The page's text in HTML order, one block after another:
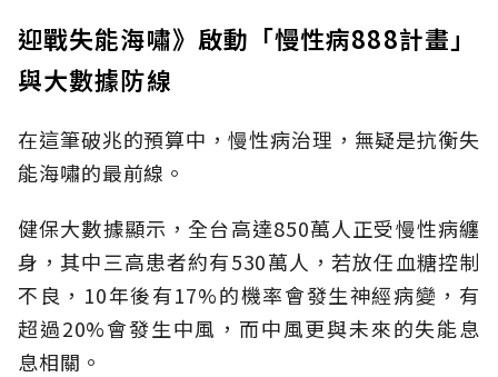
迎戰失能海嘯》啟動「慢性病888計畫」
與大數據防線
在這筆破兆的預算中，慢性病治理，無疑是抗衡失
能海嘯的最前線。
健保大數據顯示，全台高達850萬人正受慢性病纏
身，其中三高患者約有530萬人，若放任血糖控制
不良，10年後有17%的機率會發生神經病變，有
超過20%會發生中風，而中風更與未來的失能息
息相關。